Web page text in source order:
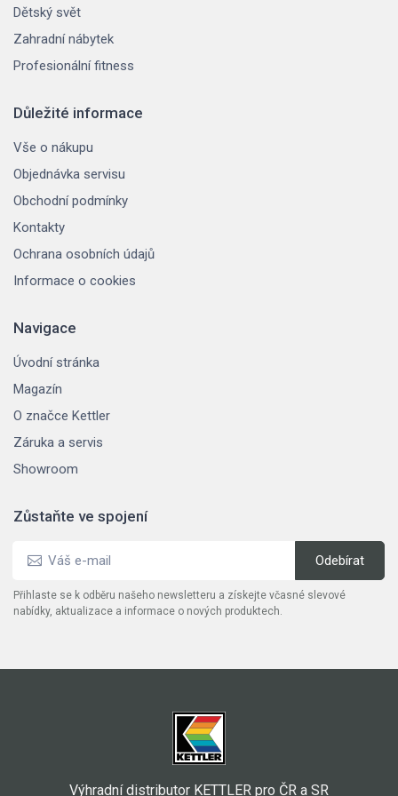
Dětský svět
Zahradní nábytek
Profesionální fitness
Důležité informace
Vše o nákupu
Objednávka servisu
Obchodní podmínky
Kontakty
Ochrana osobních údajů
Informace o cookies
Navigace
Úvodní stránka
Magazín
O značce Kettler
Záruka a servis
Showroom
Zůstaňte ve spojení
Přihlaste se k odběru našeho newsletteru a získejte včasné slevové
nabídky, aktualizace a informace o nových produktech.
Výhradní distributor KETTLER pro ČR a SR